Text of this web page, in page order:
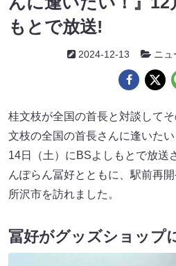
もとで放送!
2024-12-13 ニュ
桂文枝が全国の首長と対談して
文枝の全国の首長さんに逢いた
14日（土）にBSよしもとで放送
んぽらん冨好とともに、駅前再
所沢市を訪れました。
冨好がグッズショップ